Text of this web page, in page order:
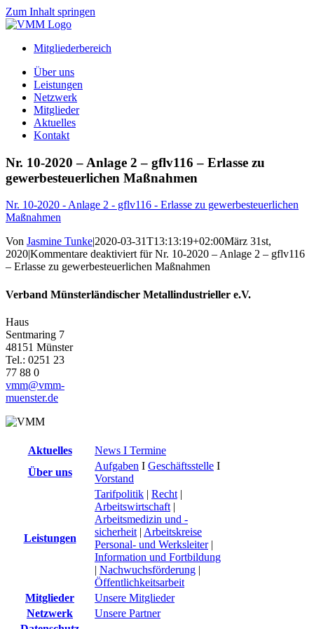
Zum Inhalt springen
Mitgliederbereich
Über uns
Leistungen
Netzwerk
Mitglieder
Aktuelles
Kontakt
Nr. 10-2020 – Anlage 2 – gflv116 – Erlasse zu
gewerbesteuerlichen Maßnahmen
Nr. 10-2020 - Anlage 2 - gflv116 - Erlasse zu gewerbesteuerlichen
Maßnahmen
Von Jasmine Tunke|2020-03-31T13:13:19+02:00März 31st,
2020|Kommentare deaktiviertfür Nr. 10-2020 – Anlage 2 – gflv116
– Erlasse zu gewerbesteuerlichen Maßnahmen
Verband Münsterländischer Metallindustrieller e.V.
Haus
Sentmaring 7
48151 Münster
Tel.: 0251 23
77 88 0
vmm@vmm-
muenster.de
Aktuelles
News I Termine
Über uns
Aufgaben I Geschäftsstelle I
Vorstand
Leistungen
Tarifpolitik | Recht |
Arbeitswirtschaft |
Arbeitsmedizin und -
sicherheit | Arbeitskreise
Personal- und Werksleiter|
Information und Fortbildung
| Nachwuchsförderung |
Öffentlichkeitsarbeit
Mitglieder
Unsere Mitglieder
Netzwerk
Unsere Partner